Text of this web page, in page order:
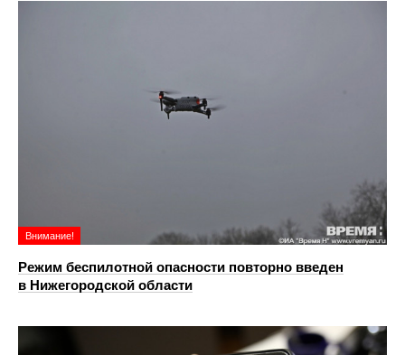
Внимание!
Режим беспилотной опасности повторно введен
в Нижегородской области